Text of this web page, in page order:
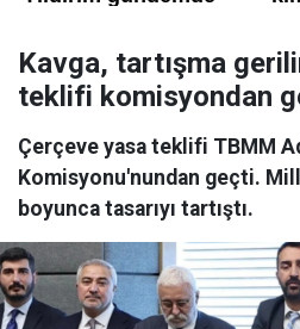
Kavga, tartışma
teklifi komisyondan
Çerçeve yasa teklifi TBMM
Komisyonu'nundan geçti.
boyunca tasarıyı tartıştı.